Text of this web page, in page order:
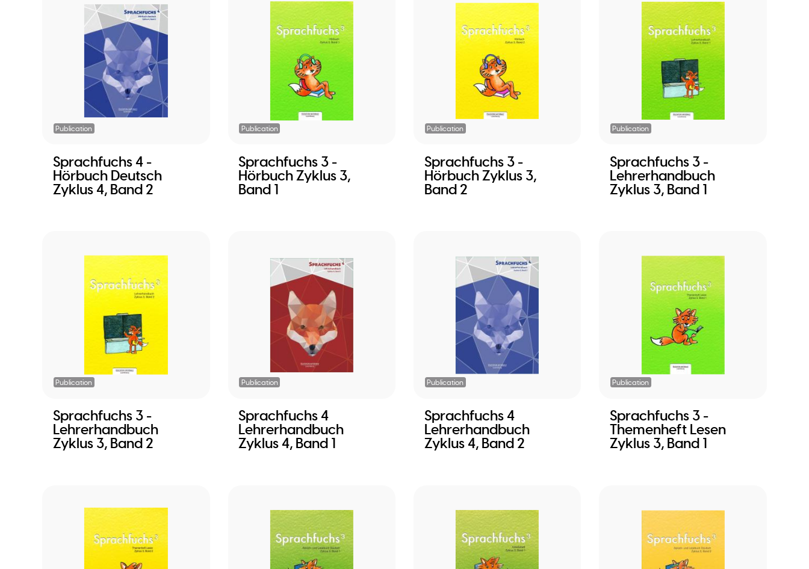
Publication
Sprachfuchs 4 -
Hörbuch Deutsch
Zyklus 4, Band 2
Publication
Sprachfuchs 3 -
Hörbuch Zyklus 3,
Band 1
Publication
Sprachfuchs 3 -
Hörbuch Zyklus 3,
Band 2
Publication
Sprachfuchs 3 -
Lehrerhandbuch
Zyklus 3, Band 1
Publication
Sprachfuchs 3 -
Lehrerhandbuch
Zyklus 3, Band 2
Publication
Sprachfuchs 4
Lehrerhandbuch
Zyklus 4, Band 1
Publication
Sprachfuchs 4
Lehrerhandbuch
Zyklus 4, Band 2
Publication
Sprachfuchs 3 -
Themenheft Lesen
Zyklus 3, Band 1